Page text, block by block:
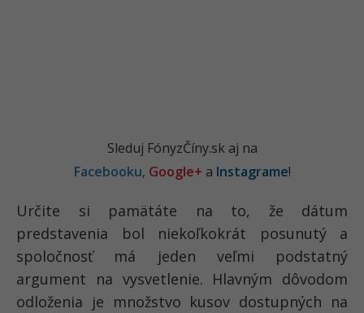
Sleduj FónyzČíny.sk aj na
Facebooku, Google+ a Instagrame!
Určite si pamätáte na to, že dátum
predstavenia bol niekoľkokrát posunutý a
spoločnosť má jeden veľmi podstatný
argument na vysvetlenie. Hlavným dôvodom
odloženia je množstvo kusov dostupných na